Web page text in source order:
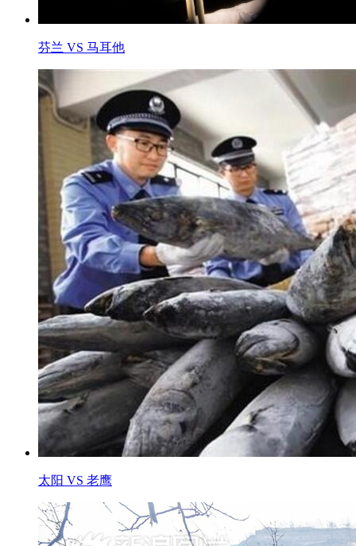
芬兰 VS 马耳他
太阳 VS 老鹰